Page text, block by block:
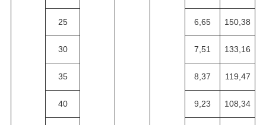
25 6,65 150,38
30 7,51 133,16
35 8,37 119,47
40 9,23 108,34